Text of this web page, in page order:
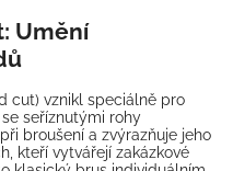
Umění
cut) vznikl speciálně pro
seříznutými rohy
broušení a zvýrazňuje jeho
kteří vytvářejí zakázkové